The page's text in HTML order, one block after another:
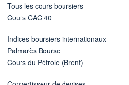
Tous les cours boursiers
Cours CAC 40
Indices boursiers internationaux
Palmarès Bourse
Cours du Pétrole (Brent)